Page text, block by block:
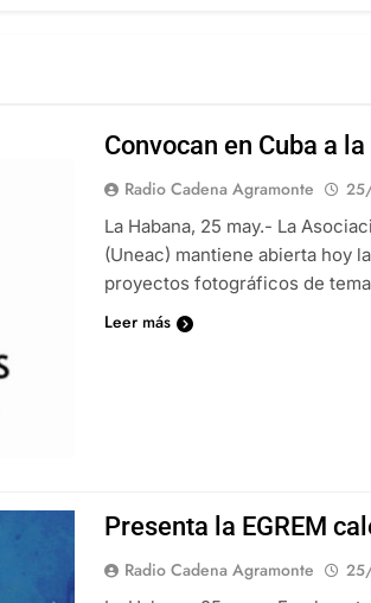
Convocan en Cuba a
Radio Cadena Agramonte
La Habana, 25 may.- La
(Uneac) mantiene abierta hoy
proyectos fotográficos de
Leer más
Presenta la EGREM
Radio Cadena Agramonte